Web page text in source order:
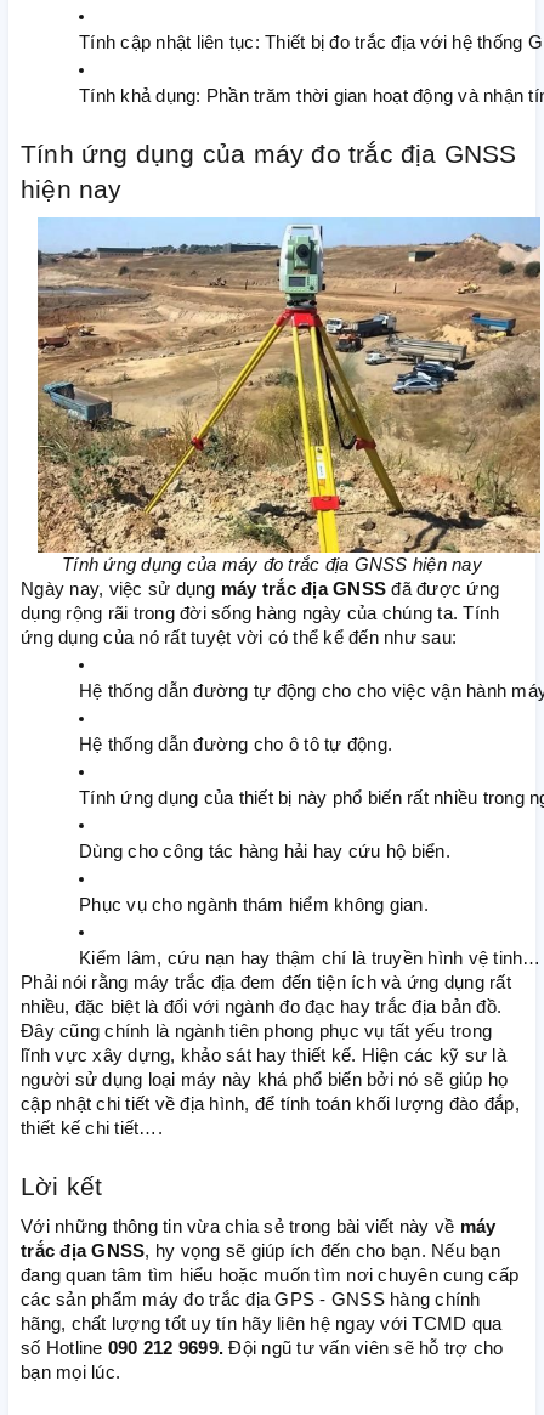
Tính cập nhật liên tục: Thiết bị đo trắc địa với hệ thống
Tính khả dụng: Phần trăm thời gian hoạt động và nhận
Tính ứng dụng của máy đo trắc địa GNSS
hiện nay
Tính ứng dụng của máy đo trắc địa GNSS hiện nay
Ngày nay, việc sử dụng máy trắc địa GNSS đã được ứng
dụng rộng rãi trong đời sống hàng ngày của chúng ta. Tính
ứng dụng của nó rất tuyệt vời có thể kể đến như sau:
Hệ thống dẫn đường tự động cho cho việc vận hành
Hệ thống dẫn đường cho ô tô tự động.
Tính ứng dụng của thiết bị này phổ biến rất nhiều trong
Dùng cho công tác hàng hải hay cứu hộ biển.
Phục vụ cho ngành thám hiểm không gian.
Kiểm lâm, cứu nạn hay thậm chí là truyền hình vệ tinh…
Phải nói rằng máy trắc địa đem đến tiện ích và ứng dụng rất
nhiều, đặc biệt là đối với ngành đo đạc hay trắc địa bản đồ.
Đây cũng chính là ngành tiên phong phục vụ tất yếu trong
lĩnh vực xây dựng, khảo sát hay thiết kế. Hiện các kỹ sư là
người sử dụng loại máy này khá phổ biến bởi nó sẽ giúp họ
cập nhật chi tiết về địa hình, để tính toán khối lượng đào đắp,
thiết kế chi tiết….
Lời kết
Với những thông tin vừa chia sẻ trong bài viết này về máy
trắc địa GNSS, hy vọng sẽ giúp ích đến cho bạn. Nếu bạn
đang quan tâm tìm hiểu hoặc muốn tìm nơi chuyên cung cấp
các sản phẩm máy đo trắc địa GPS - GNSS hàng chính
hãng, chất lượng tốt uy tín hãy liên hệ ngay với TCMD qua
số Hotline 090 212 9699.Đội ngũ tư vấn viên sẽ hỗ trợ cho
bạn mọi lúc.